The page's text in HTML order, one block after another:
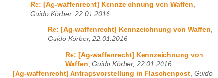
Re: [Ag-waffenrecht] Kennzeichnung von Waffen
Guido Körber, 22.01.2016
Re: [Ag-waffenrecht] Kennzeichnung von Waffen,
Guido Körber, 22.01.2016
Re: [Ag-waffenrecht] Kennzeichnung von
Waffen Guido Körber, 22.01.2016
[Ag-waffenrecht] Antragsvorstellung in Flaschenpost Guido